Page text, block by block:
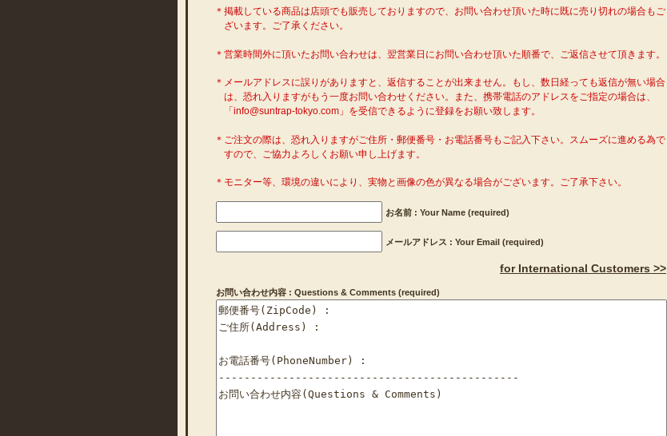
＊掲載している商品は店頭でも販売しておりますので、お問い合わせ頂いた時に既に売り切れの場合もご
ざいます。ご了承ください。
＊営業時間外に頂いたお問い合わせは、翌営業日にお問い合わせ頂いた順番で、ご返信させて頂きます。
＊メールアドレスに誤りがありますと、返信することが出来ません。もし、数日経っても返信が無い場合
は、恐れ入りますがもう一度お問い合わせください。また、携帯電話のアドレスをご指定の場合は、
「info@suntrap-tokyo.com」を受信できるように登録をお願い致します。
＊ご注文の際は、恐れ入りますがご住所・郵便番号・お電話番号もご記入下さい。スムーズに進める為で
すので、ご協力よろしくお願い申し上げます。
＊モニター等、環境の違いにより、実物と画像の色が異なる場合がございます。ご了承下さい。
お名前 : Your Name (required)
メールアドレス : Your Email (required)
for International Customers >>
お問い合わせ内容 : Questions & Comments (required)